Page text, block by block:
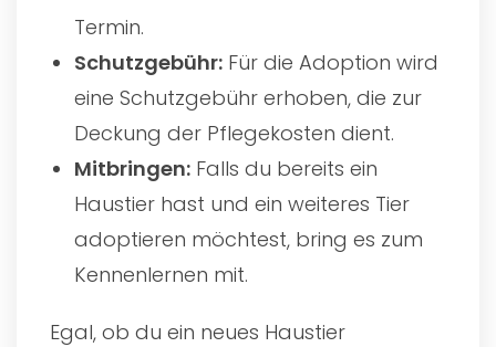
Termin.
Schutzgebühr: Für die Adoption wird
eine Schutzgebühr erhoben, die zur
Deckung der Pflegekosten dient.
Mitbringen: Falls du bereits ein
Haustier hast und ein weiteres Tier
adoptieren möchtest, bring es zum
Kennenlernen mit.
Egal, ob du ein neues Haustier